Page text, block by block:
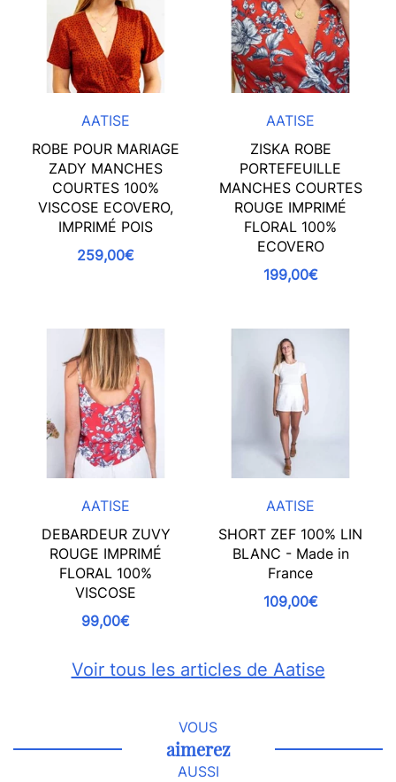
AATISE
ROBE POUR MARIAGE
ZADY MANCHES
COURTES 100%
VISCOSE ECOVERO,
IMPRIMÉ POIS
259,00€
AATISE
ZISKA ROBE
PORTEFEUILLE
MANCHES COURTES
ROUGE IMPRIMÉ
FLORAL 100%
ECOVERO
199,00€
AATISE
DEBARDEUR ZUVY
ROUGE IMPRIMÉ
FLORAL 100%
VISCOSE
99,00€
AATISE
SHORT ZEF 100% LIN
BLANC - Made in
France
109,00€
Voir tous les articles de Aatise
VOUS
aimerez
AUSSI